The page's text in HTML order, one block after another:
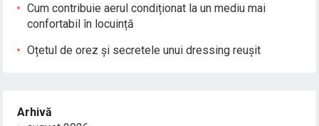
Cum contribuie aerul condiționat la un mediu mai
confortabil în locuință
Oțetul de orez și secretele unui dressing reușit
Arhivă